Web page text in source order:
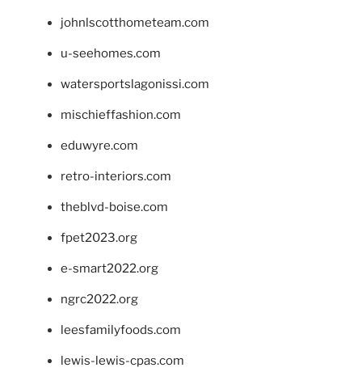
johnlscotthometeam.com
u-seehomes.com
watersportslagonissi.com
mischieffashion.com
eduwyre.com
retro-interiors.com
theblvd-boise.com
fpet2023.org
e-smart2022.org
ngrc2022.org
leesfamilyfoods.com
lewis-lewis-cpas.com